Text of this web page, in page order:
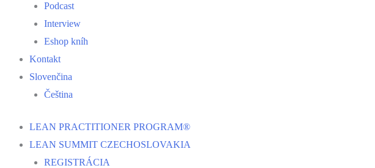
Podcast
Interview
Eshop kníh
Kontakt
Slovenčina
Čeština
LEAN PRACTITIONER PROGRAM®
LEAN SUMMIT CZECHOSLOVAKIA
REGISTRÁCIA